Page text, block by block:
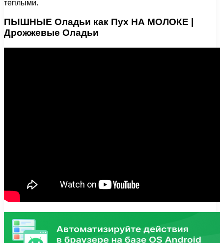
теплыми.
ПЫШНЫЕ Оладьи как Пух НА МОЛОКЕ |
Дрожжевые Оладьи